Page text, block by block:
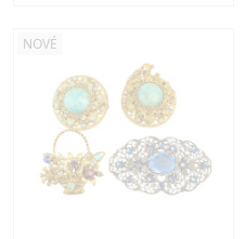
NOVÉ